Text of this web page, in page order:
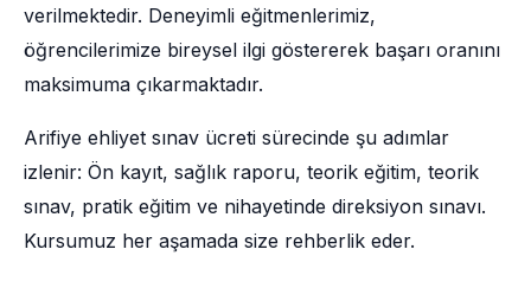
verilmektedir. Deneyimli eğitmenlerimiz,
öğrencilerimize bireysel ilgi göstererek başarı oranını
maksimuma çıkarmaktadır.
Arifiye ehliyet sınav ücreti sürecinde şu adımlar
izlenir: Ön kayıt, sağlık raporu, teorik eğitim, teorik
sınav, pratik eğitim ve nihayetinde direksiyon sınavı.
Kursumuz her aşamada size rehberlik eder.